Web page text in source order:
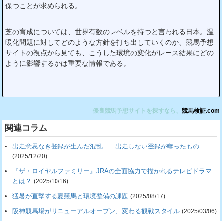
保つことが求められる。
芝の育成については、世界有数のレベルを持つと言われる日本。温
暖化問題に対してどのような方針を打ち出していくのか、競馬予想
サイトの視点から見ても、こうした環境の変化がレース結果にどの
ように影響するかは重要な情報である。
優良競馬予想サイトを探すなら、 競馬検証.com
関連コラム
出走意思なき登録が生んだ混乱――出走しない登録が奪ったもの
(2025/12/20)
『ザ・ロイヤルファミリー』JRAの全面協力で描かれるテレビドラマ
とは？ (2025/10/16)
猛暑が直撃する夏競馬と環境整備の課題 (2025/08/17)
阪神競馬場がリニューアルオープン、変わる観戦スタイル (2025/03/06)